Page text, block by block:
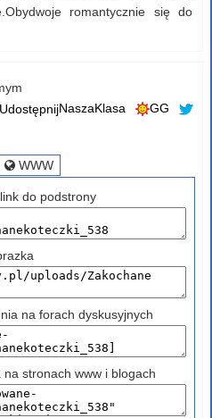
romantycznie się do
NaszaKlasa
GG
WWW
do podstrony
na forach dyskusyjnych
stronach www i blogach